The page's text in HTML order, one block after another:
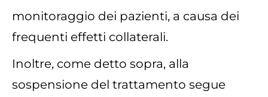
monitoraggio dei pazienti, a causa dei
frequenti effetti collaterali.
Inoltre, come detto sopra, alla
sospensione del trattamento segue